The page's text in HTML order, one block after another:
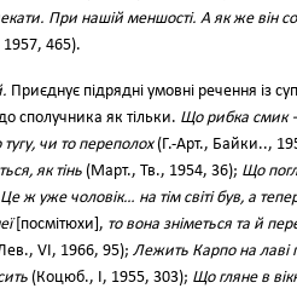
При нашій меншості. А як же він
1957, 465).
Приєднує підрядні умовні речення із
сполучника як тільки. Що рибка смик
чи то переполох(Г.-Арт., Байки..,
як тінь (Март., Тв., 1954, 36); Що
ж уже чоловік… на тім світі був, а
[посмітюхи], то вона зніметься та й
VI, 1966, 95); Лежить Карпо на лаві
(Коцюб., І, 1955, 303); Що гляне в